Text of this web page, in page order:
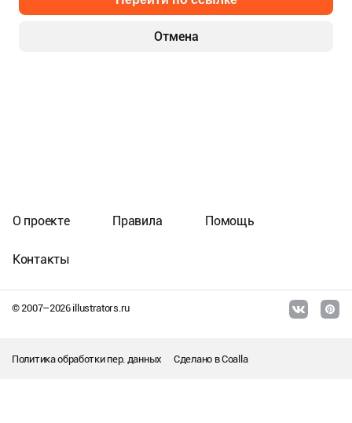
Отмена
© 2007–2026illustrators.ru
О проекте Правила Помощь
Контакты
Политика обработки пер. данных Сделано вCoalla